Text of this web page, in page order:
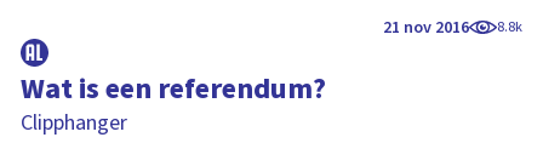
21 nov 2016 8.8k
Wat is een referendum?
Clipphanger